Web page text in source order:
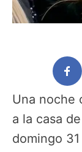
Una noche
a la casa
domingo